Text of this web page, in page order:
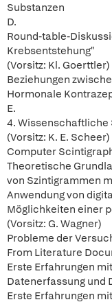
Substanzen
D.
Round-table-
Krebsentstehung"
(Vorsitz: Kl. Goerttler)
Beziehungen
Hormonale
E.
4. Wissenschaftliche
(Vorsitz: K. E. Scheer)
Computer
Theoretische
von Szintigrammen
Anwendung von
Möglichkeiten einer
(Vorsitz: G. Wagner)
Probleme der
From Literature
Erste Erfahrungen
Datenerfassung und
Erste Erfahrungen